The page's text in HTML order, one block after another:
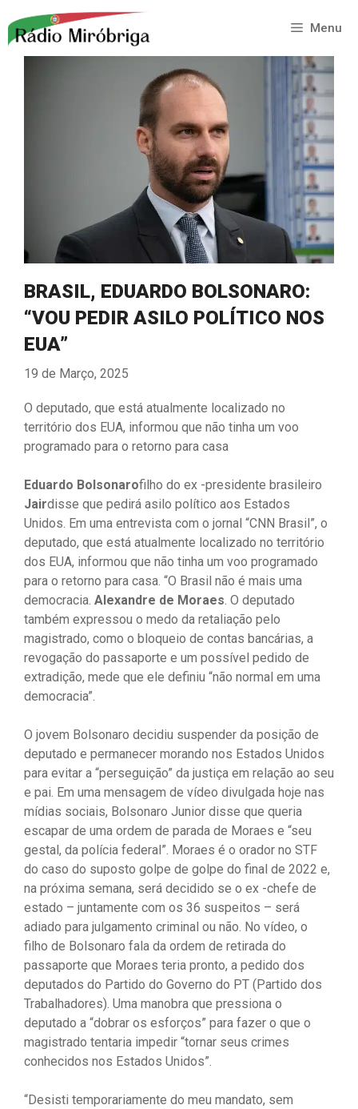
para
Menu
BRASIL, EDUARDO BOLSONARO:
“VOU PEDIR ASILO POLÍTICO NOS
EUA”
19 de Março, 2025
O deputado, que está atualmente localizado no
território dos EUA, informou que não tinha um voo
programado para o retorno para casa
Eduardo Bolsonarofilho do ex -presidente brasileiro
Jairdisse que pedirá asilo político aos Estados
Unidos. Em uma entrevista com o jornal “CNN Brasil”, o
deputado, que está atualmente localizado no território
dos EUA, informou que não tinha um voo programado
para o retorno para casa. “O Brasil não é mais uma
democracia. Alexandre de Moraes. O deputado
também expressou o medo da retaliação pelo
magistrado, como o bloqueio de contas bancárias, a
revogação do passaporte e um possível pedido de
extradição, mede que ele definiu “não normal em uma
democracia”.
O jovem Bolsonaro decidiu suspender da posição de
deputado e permanecer morando nos Estados Unidos
para evitar a “perseguição” da justiça em relação ao seu
e pai. Em uma mensagem de vídeo divulgada hoje nas
mídias sociais, Bolsonaro Junior disse que queria
escapar de uma ordem de parada de Moraes e “seu
gestal, da polícia federal”. Moraes é o orador no STF
do caso do suposto golpe de golpe do final de 2022 e,
na próxima semana, será decidido se o ex -chefe de
estado – juntamente com os 36 suspeitos – será
adiado para julgamento criminal ou não. No vídeo, o
filho de Bolsonaro fala da ordem de retirada do
passaporte que Moraes teria pronto, a pedido dos
deputados do Partido do Governo do PT (Partido dos
Trabalhadores). Uma manobra que pressiona o
deputado a “dobrar os esforços” para fazer o que o
magistrado tentaria impedir “tornar seus crimes
conhecidos nos Estados Unidos”.
“Desisti temporariamente do meu mandato, sem